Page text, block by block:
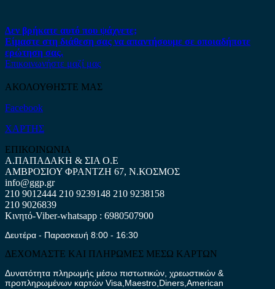
Δεν βρήκατε αυτό που ψάχνετε;
Είμαστε στη διάθεση σας να απαντήσουμε σε οποιαδήποτε
ερώτηση σας.
Επικοινωνήστε μαζί μας
ΑΚΟΛΟΥΘΗΣΤΕ ΜΑΣ
Facebook
ΧΑΡΤΗΣ
ΕΠΙΚΟΙΝΩΝΙΑ
Α.ΠΑΠΑΔΑΚΗ & ΣΙΑ Ο.Ε
ΑΜΒΡΟΣΙΟΥ ΦΡΑΝΤΖΗ 67, Ν.ΚΟΣΜΟΣ
info@ggp.gr
210 9012444 210 9239148 210 9238158
210 9026839
Κινητό-Viber-whatsapp : 6980507900
Δευτέρα - Παρασκευή 8:00 - 16:30
ΔΕΧΟΜΑΣΤΕ ΚΑΙ ΠΛΗΡΩΜΕΣ ΜΕΣΩ ΚΑΡΤΩΝ
Δυνατότητα πληρωμής μέσω πιστωτικών, χρεωστικών &
προπληρωμένων καρτών Visa,Maestro,Diners,American